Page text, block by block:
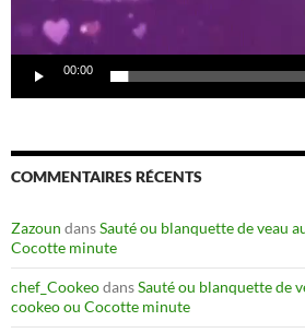
00:00
COMMENTAIRES RÉCENTS
Zazoun dansSauté ou blanquette de veau
Cocotte minute
chef_CookeodansSauté ou blanquette de
cookeo ou Cocotte minute